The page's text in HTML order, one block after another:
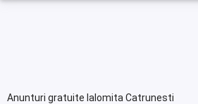
Anunturi gratuite Ialomita Catrunesti